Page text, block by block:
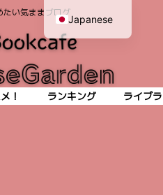
たい気ままブログ
！ ランキング ライブ
Japanese
English